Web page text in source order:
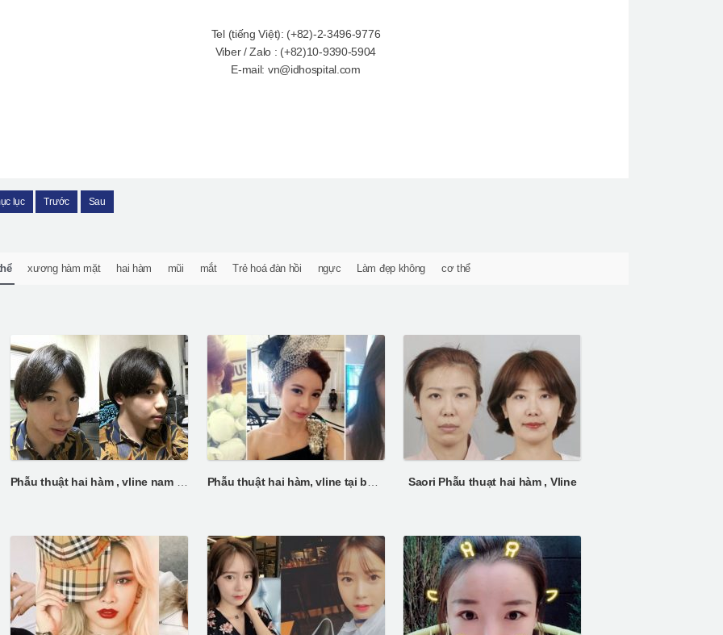
Tel (tiếng Việt): (+82)-2-3496-9776
Viber / Zalo : (+82)10-9390-5904
E-mail: vn@idhospital.com
lục Trước Sau
xương hàm mặt hai hàm mũi mắt Trẻ hoá đàn hồi ngực Làm đẹp không cơ thể
Saori Phẫu thuạt hai hàm , Vline